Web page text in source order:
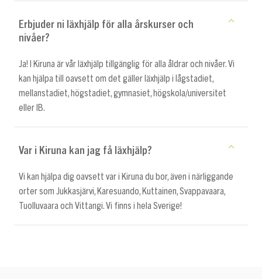
Erbjuder ni läxhjälp för alla årskurser och
nivåer?
Ja! I Kiruna är vår läxhjälp tillgänglig för alla åldrar och nivåer. Vi
kan hjälpa till oavsett om det gäller läxhjälp i lågstadiet,
mellanstadiet, högstadiet, gymnasiet, högskola/universitet
eller IB.
Var i Kiruna kan jag få läxhjälp?
Vi kan hjälpa dig oavsett var i Kiruna du bor, även i närliggande
orter som Jukkasjärvi, Karesuando, Kuttainen, Svappavaara,
Tuolluvaara och Vittangi. Vi finns i hela Sverige!